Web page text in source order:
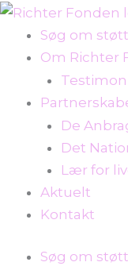
Gå
indholdet
Søg om
Om Richter
De
Det
Lær for
Aktuelt
Kontakt
Søg om